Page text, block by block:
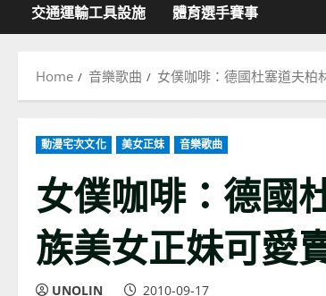
交通運輸工具設施 體育選手賽事
Home 音樂歌曲 女僕咖啡：德國杜塞道夫柏
動漫宅次文化 美女正妹 音樂歌曲
女僕咖啡：德國
族美女正妹可愛
UNOLIN 2010-09-17